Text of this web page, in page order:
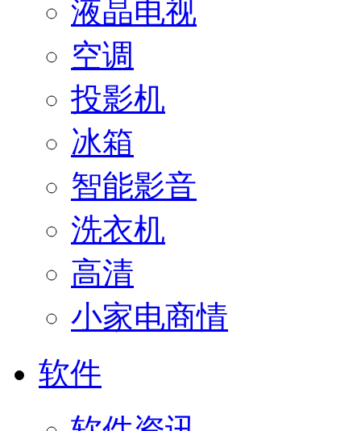
液晶电视
空调
投影机
冰箱
智能影音
洗衣机
高清
小家电商情
软件